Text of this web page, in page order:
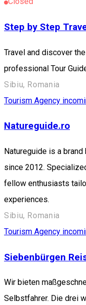
Step by Step
Travel and discover
professional Tour
Sibiu, Romania
Tourism Agency
Natureguide.ro
Natureguide is a
since 2012.
fellow enthusiasts
experiences.
Sibiu, Romania
Tourism Agency
Siebenbürgen
Wir bieten
Selbstfahrer. Die drei